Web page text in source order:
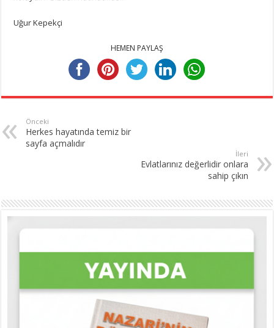
Uğur Kepekçi
HEMEN PAYLAŞ
Önceki
Herkes hayatında temiz bir
sayfa açmalıdır
İleri
Evlatlarınız değerlidir onlara
sahip çıkın